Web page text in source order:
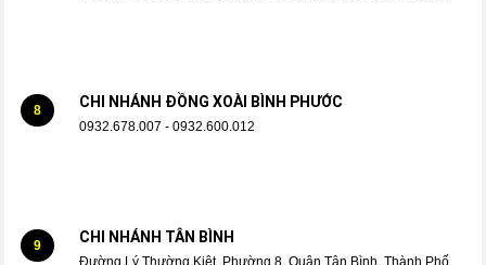
8 CHI NHÁNH ĐỒNG XOÀI BÌNH PHƯỚC
0932.678.007 - 0932.600.012
9 CHI NHÁNH TÂN BÌNH
Đường Lý Thường Kiệt, Phường 8, Quận Tân Bình, Thành Phố